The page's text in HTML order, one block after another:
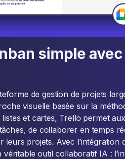
simple
de gestion de projets
visuelle basée sur la
et cartes, Trello permet
de collaborer en temps
leurs projets. Avec l’intégration
outil collaboratif IA :